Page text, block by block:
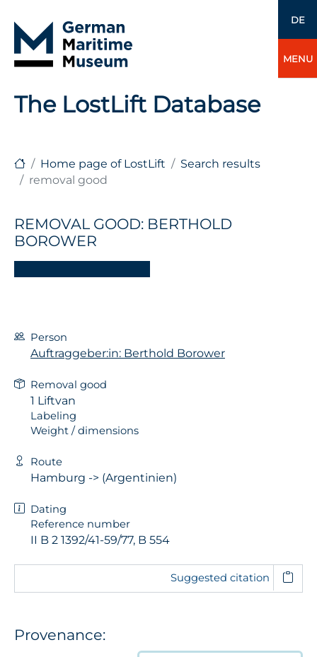
DE
MENU
The LostLift Database
Home page of LostLift
Search results
removal good
REMOVAL GOOD: BERTHOLD
BOROWER
Person
Auftraggeber:in: Berthold Borower
Removal good
1 Liftvan
Labeling
Weight / dimensions
Route
Hamburg -> (Argentinien)
Dating
Reference number
II B 2 1392/41-59/77, B 554
Suggested citation
Provenance: